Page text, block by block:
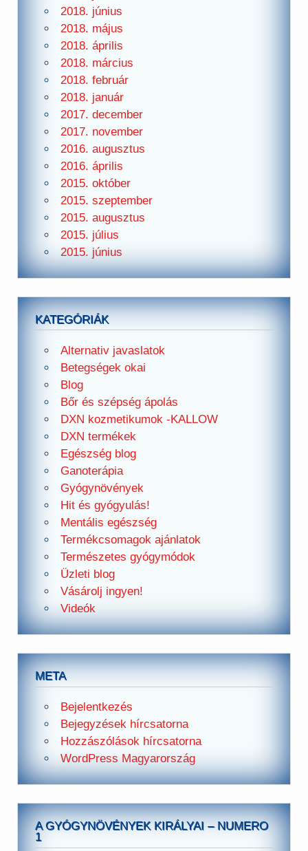
2018. június
2018. május
2018. április
2018. március
2018. február
2018. január
2017. december
2017. november
2016. augusztus
2016. április
2015. október
2015. szeptember
2015. augusztus
2015. július
2015. június
KATEGÓRIÁK
Alternativ javaslatok
Betegségek okai
Blog
Bőr és szépség ápolás
DXN kozmetikumok -KALLOW
DXN termékek
Egészség blog
Ganoterápia
Gyógynövények
Hit és gyógyulás!
Mentális egészség
Termékcsomagok ajánlatok
Természetes gyógymódok
Üzleti blog
Vásárolj ingyen!
Videók
META
Bejelentkezés
Bejegyzések hírcsatorna
Hozzászólások hírcsatorna
WordPress Magyarország
A GYÓGYNÖVÉNYEK KIRÁLYAI – NUMERO
1